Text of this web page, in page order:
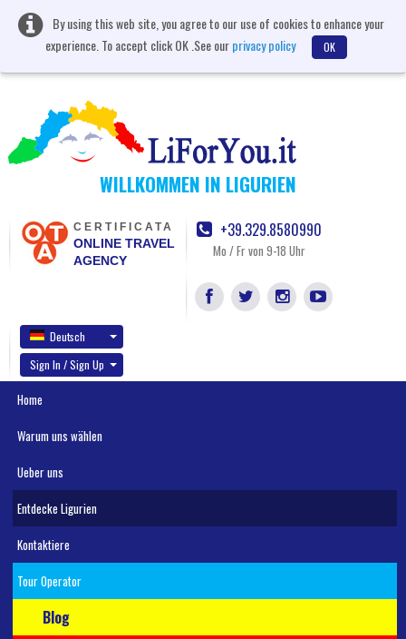
By using this web site, you agree to our use of cookies to enhance your
experience. To accept click OK .See ourprivacy policy OK
WILLKOMMEN IN LIGURIEN
CERTIFICATA
ONLINE TRAVEL
AGENCY
+39.329.8580990
Mo / Fr von 9-18 Uhr
Deutsch
Sign In / Sign Up
Home
Warum uns wählen
Ueber uns
Entdecke Ligurien
Kontaktiere
Tour Operator
Blog